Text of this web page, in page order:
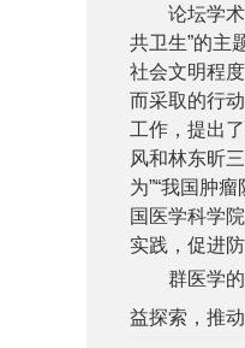
论坛学术
共卫生”的主
社会文明程
而采取的行
工作，提出
风和林东昕
为”“我国肿
国医学科学
实践，促进
群医学的发
益探索，推动